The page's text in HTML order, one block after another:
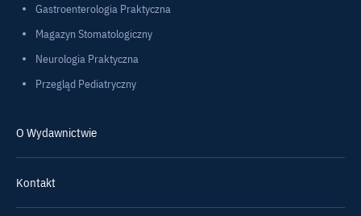
Gastroenterologia Praktyczna
Magazyn Stomatologiczny
Neurologia Praktyczna
Przegląd Pediatryczny
O Wydawnictwie
Kontakt